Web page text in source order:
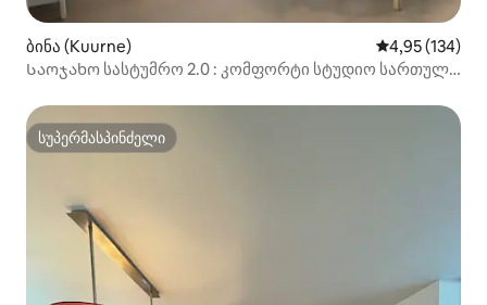
ბინა (Kuurne) საშუალო
4,95 (134)
Საოჯახო სასტუმრო 2.0 : კომფორტი სტუდიო სართული
სუპერმასპინძელი
სუპერმასპინძელი